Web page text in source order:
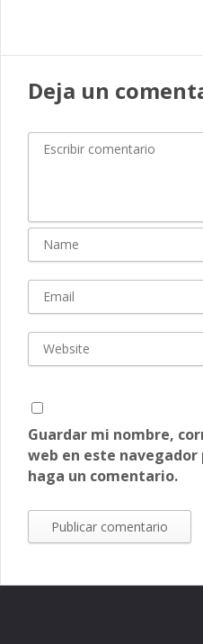
Deja un
Guardar mi nombre,
web en este
haga un comentario.